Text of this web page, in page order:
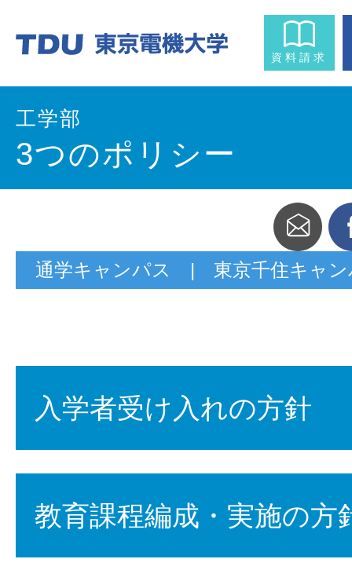
資料請求
工学部
3つのポリシー
通学キャンパス | 東京千住キャン
入学者受け入れの方針
教育課程編成・実施の方